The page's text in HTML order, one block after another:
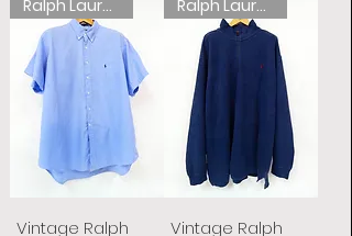
Ralph Lauren
Vintage Ralph
Ralph Lauren
Vintage Ralph